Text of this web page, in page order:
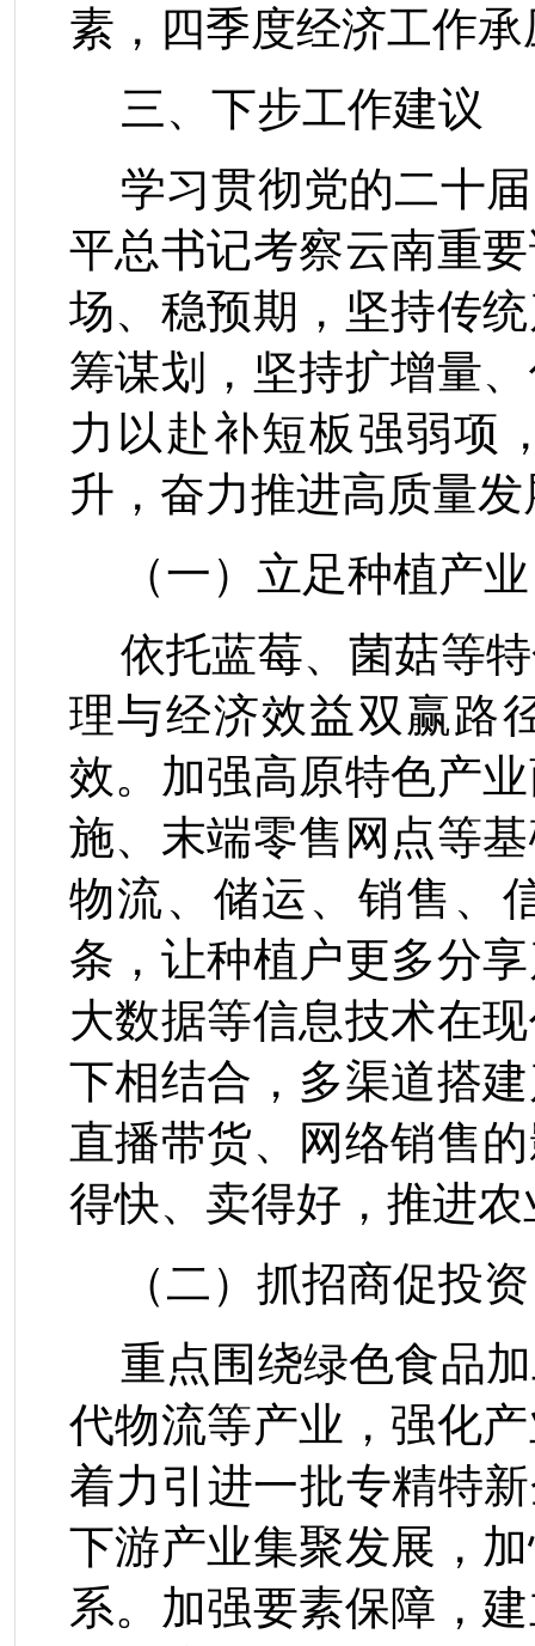
素，四季度经济工作
三、下步工作建议
学习贯彻党的二十
平总书记考察云南重
场、稳预期，坚持传
筹谋划，坚持扩增量
力以赴补短板强弱项
升，奋力推进高质量发
（一）立足种植产
依托蓝莓、菌菇等
理与经济效益双赢路
效。加强高原特色产
施、末端零售网点等
物流、储运、销售、
条，让种植户更多分
大数据等信息技术在
下相结合，多渠道搭
直播带货、网络销售
得快、卖得好，推进
（二） 抓招商促投
重点围绕绿色食品
代物流等产业，强化
着力引进一批专精特
下游产业集聚发展，
系。加强要素保障，